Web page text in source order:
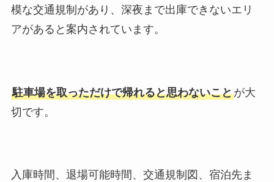
模な交通規制があり、深夜まで出庫できないエリ
アがあると案内されています。
駐車場を取っただけで帰れると思わないことが大
切です。
入庫時間、退場可能時間、交通規制図、宿泊先ま